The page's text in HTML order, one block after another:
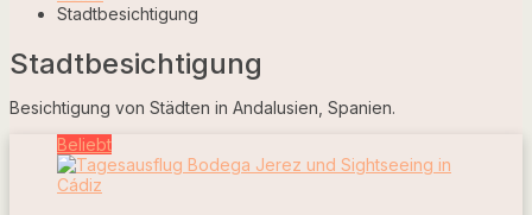
Stadtbesichtigung
Stadtbesichtigung
Besichtigung von Städten in Andalusien, Spanien.
Beliebt